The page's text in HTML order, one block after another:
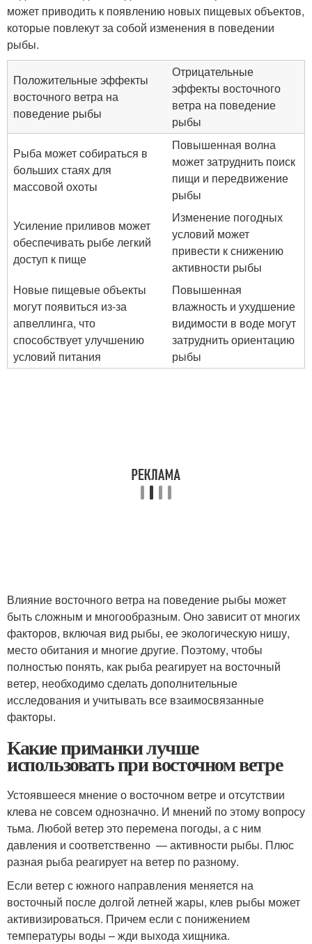
может приводить к появлению новых пищевых объектов,
которые повлекут за собой изменения в поведении
рыбы.
Положительные эффекты
восточного ветра на
поведение рыбы
Отрицательные
эффекты восточного
ветра на поведение
рыбы
Рыба может собираться в
больших стаях для
массовой охоты
Повышенная волна
может затруднить поиск
пищи и передвижение
рыбы
Усиление приливов может
обеспечивать рыбе легкий
доступ к пище
Изменение погодных
условий может
привести к снижению
активности рыбы
Новые пищевые объекты
могут появиться из-за
апвеллинга, что
способствует улучшению
условий питания
Повышенная
влажность и ухудшение
видимости в воде могут
затруднить ориентацию
рыбы
Влияние восточного ветра на поведение рыбы может
быть сложным и многообразным. Оно зависит от многих
факторов, включая вид рыбы, ее экологическую нишу,
место обитания и многие другие. Поэтому, чтобы
полностью понять, как рыба реагирует на восточный
ветер, необходимо сделать дополнительные
исследования и учитывать все взаимосвязанные
факторы.
Какие приманки лучше
использовать при восточном ветре
Устоявшееся мнение о восточном ветре и отсутствии
клева не совсем однозначно. И мнений по этому вопросу
тьма. Любой ветер это перемена погоды, а с ним
давления и соответственно — активности рыбы. Плюс
разная рыба реагирует на ветер по разному.
Если ветер с южного направления меняется на
восточный после долгой летней жары, клев рыбы может
активизироваться. Причем если с понижением
температуры воды – жди выхода хищника.